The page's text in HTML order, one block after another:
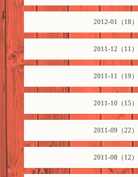
2012-01（18）
2011-12（11）
2011-11（19）
2011-10（15）
2011-09（22）
2011-08（12）